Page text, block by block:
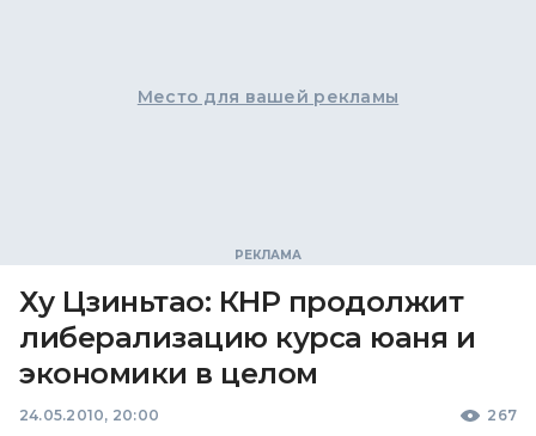
Место для вашей рекламы
Ху Цзиньтао: КНР продолжит
либерализацию курса юаня и
экономики в целом
24.05.2010, 20:00 267